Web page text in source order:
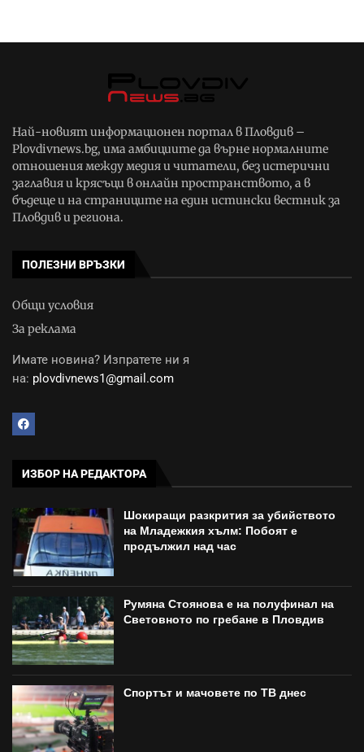
Най-новият информационен портал в Пловдив –
Plovdivnews.bg, има амбициите да върне нормалните
отношения между медия и читатели, без истерични
заглавия и крясъци в онлайн пространството, а в
бъдеще и на страниците на един истински вестник за
Пловдив и региона.
ПОЛЕЗНИ ВРЪЗКИ
Общи условия
За реклама
Имате новина? Изпратете ни я
на: plovdivnews1@gmail.com
ИЗБОР НА РЕДАКТОРА
Шокиращи разкрития за убийството
на Младежкия хълм: Побоят е
продължил над час
Румяна Стоянова е на полуфинал на
Световното по гребане в Пловдив
Спортът и мачовете по ТВ днес